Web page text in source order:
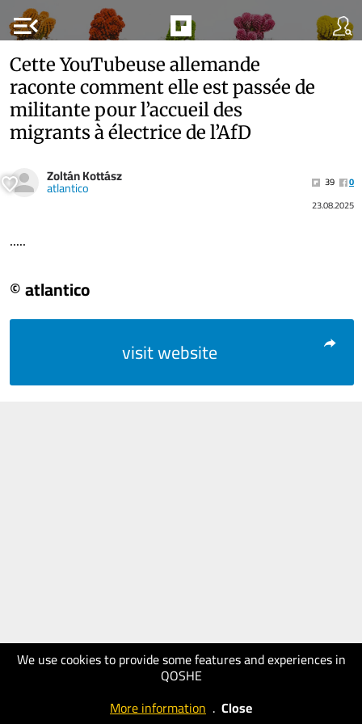
menu_open
We use cookies to provide some features and experiences in
QOSHE
More information . Close
Cette YouTubeuse allemande
raconte comment elle est passée de
militante pour l’accueil des
migrants à électrice de l’AfD
Zoltán Kottász
atlantico 39
0
23.08.2025
.....
© atlantico
visit website